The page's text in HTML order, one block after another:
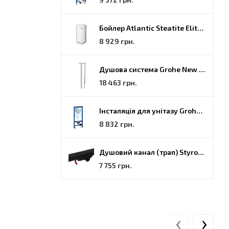
Бойлер Atlantic Steatite Elite VM 080 D400 2 BC, 80 (851188)
8 929 грн.
Душова система Grohe New Tempesta Cosmopolitan (27922000)
18 463 грн.
Інсталяція для унітазу Grohe Rapid SL (38772001)
8 832 грн.
Душовий канал (трап) Styron, решітка Гармонія, 70 (STY-H-70-FF)
7 755 грн.
‹ ›